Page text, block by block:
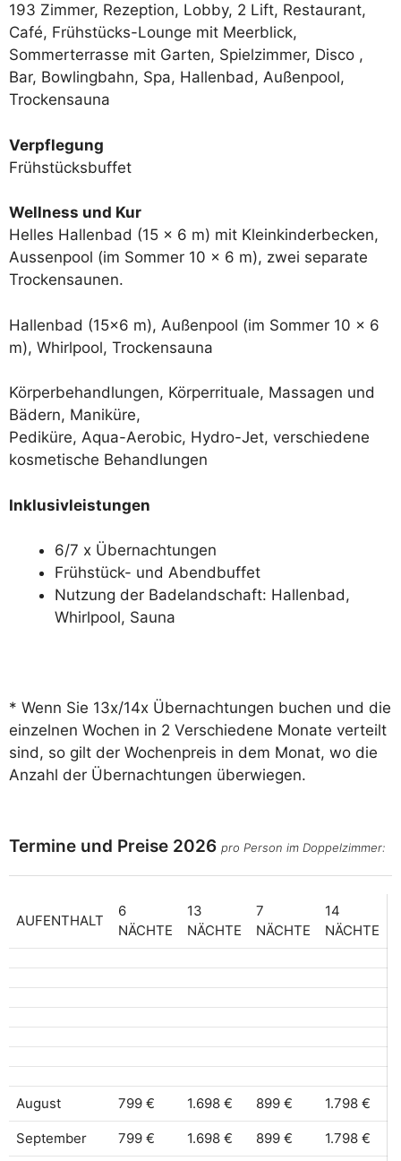
193 Zimmer, Rezeption, Lobby, 2 Lift, Restaurant,
Café, Frühstücks-Lounge mit Meerblick,
Sommerterrasse mit Garten, Spielzimmer, Disco ,
Bar, Bowlingbahn, Spa, Hallenbad, Außenpool,
Trockensauna
Verpflegung
Frühstücksbuffet
Wellness und Kur
Helles Hallenbad (15 x 6 m) mit Kleinkinderbecken,
Aussenpool (im Sommer 10 x 6 m), zwei separate
Trockensaunen.
Hallenbad (15×6 m), Außenpool (im Sommer 10 x 6
m), Whirlpool, Trockensauna
Körperbehandlungen, Körperrituale, Massagen und
Bädern, Maniküre,
Pediküre, Aqua-Aerobic, Hydro-Jet, verschiedene
kosmetische Behandlungen
Inklusivleistungen
6/7 x Übernachtungen
Frühstück- und Abendbuffet
Nutzung der Badelandschaft: Hallenbad,
Whirlpool, Sauna
* Wenn Sie 13x/14x Übernachtungen buchen und die
einzelnen Wochen in 2 Verschiedene Monate verteilt
sind, so gilt der Wochenpreis in dem Monat, wo die
Anzahl der Übernachtungen überwiegen.
Termine und Preise 2026 pro Person im Doppelzimmer:
AUFENTHALT
6
NÄCHTE
13
NÄCHTE
7
NÄCHTE
14
NÄCHTE
August 799 € 1.698 € 899 € 1.798 €
September 799 € 1.698 € 899 € 1.798 €